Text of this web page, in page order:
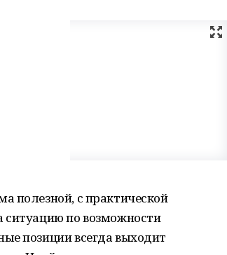
полезной, с практической
ситуацию по возможности
позиции всегда выходит